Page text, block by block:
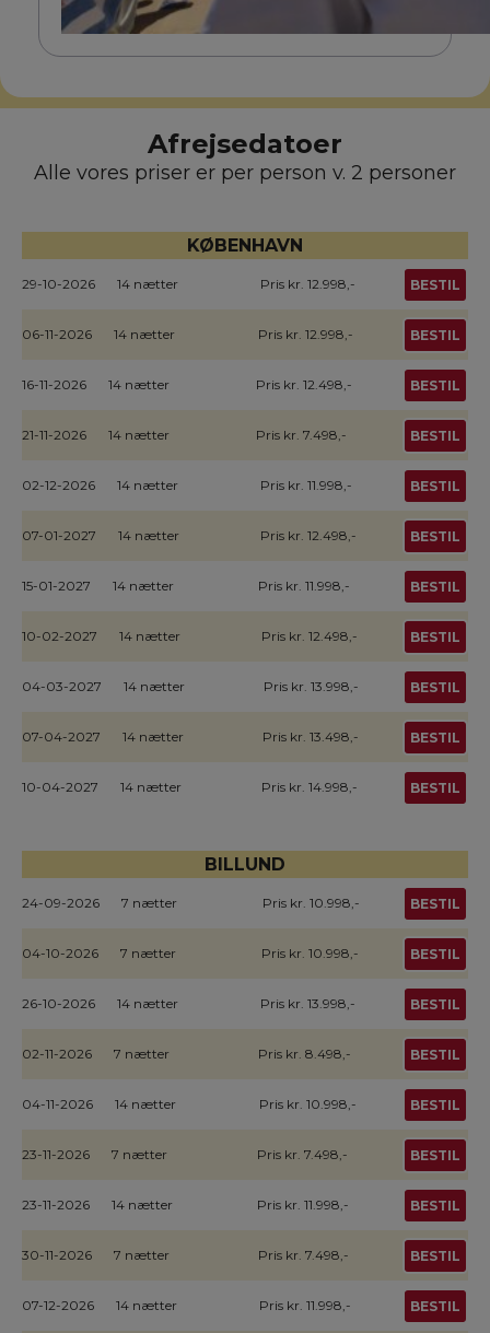
Afrejsedatoer
Alle vores priser er per person v. 2 personer
KØBENHAVN
29-10-2026 14 nætter Pris kr. 12.998,- BESTIL
06-11-2026 14 nætter Pris kr. 12.998,- BESTIL
16-11-2026 14 nætter Pris kr. 12.498,- BESTIL
21-11-2026 14 nætter Pris kr. 7.498,- BESTIL
02-12-2026 14 nætter Pris kr. 11.998,- BESTIL
07-01-2027 14 nætter Pris kr. 12.498,- BESTIL
15-01-2027 14 nætter Pris kr. 11.998,- BESTIL
10-02-2027 14 nætter Pris kr. 12.498,- BESTIL
04-03-2027 14 nætter Pris kr. 13.998,- BESTIL
07-04-2027 14 nætter Pris kr. 13.498,- BESTIL
10-04-2027 14 nætter Pris kr. 14.998,- BESTIL
BILLUND
24-09-2026 7 nætter Pris kr. 10.998,- BESTIL
04-10-2026 7 nætter Pris kr. 10.998,- BESTIL
26-10-2026 14 nætter Pris kr. 13.998,- BESTIL
02-11-2026 7 nætter Pris kr. 8.498,- BESTIL
04-11-2026 14 nætter Pris kr. 10.998,- BESTIL
23-11-2026 7 nætter Pris kr. 7.498,- BESTIL
23-11-2026 14 nætter Pris kr. 11.998,- BESTIL
30-11-2026 7 nætter Pris kr. 7.498,- BESTIL
07-12-2026 14 nætter Pris kr. 11.998,- BESTIL